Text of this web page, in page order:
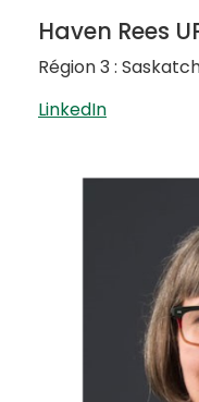
Haven Rees
Région 3 :
LinkedIn